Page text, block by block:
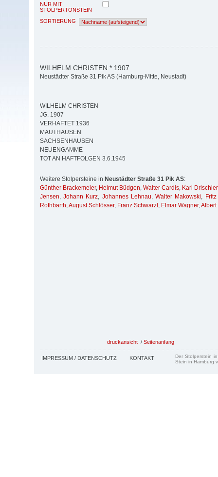
NUR MIT
STOLPERTONSTEIN
SORTIERUNG
WILHELM CHRISTEN * 1907
Neustädter Straße 31 Pik AS (Hamburg-Mitte, Neustadt)
WILHELM CHRISTEN
JG. 1907
VERHAFTET 1936
MAUTHAUSEN
SACHSENHAUSEN
NEUENGAMME
TOT AN HAFTFOLGEN 3.6.1945
Weitere Stolpersteine in Neustädter Straße 31 Pik AS:
Günther Brackemeier, Helmut Büdgen, Walter Cardis, Karl Drischler
Jensen,Johann Kurz, Johannes Lehnau,Walter Makowski,
Rothbarth,August Schlösser, Franz Schwarzl , Elmar Wagner,Albert
druckansicht / Seitenanfang
IMPRESSUM / DATENSCHUTZ KONTAKT
Der Stolperstein
Stein in Hamburg